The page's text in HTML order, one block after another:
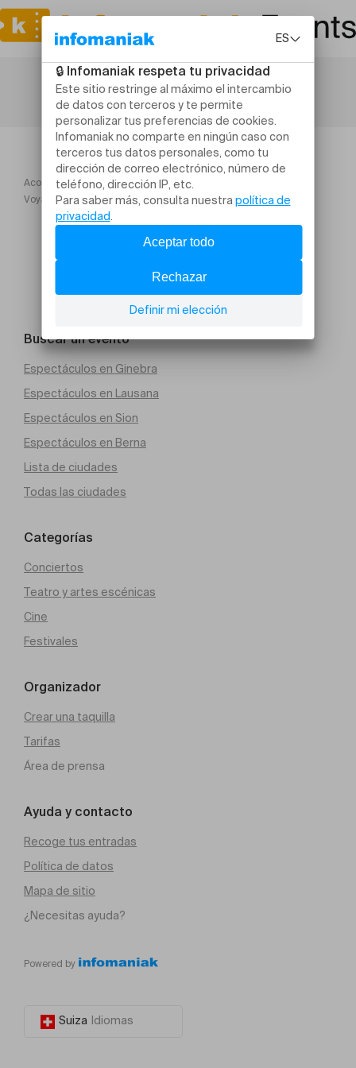
Acogida
Voyage en Orient : de la Turquie au Rajasthan ! 6 8 ans
Buscar un evento
Espectáculos en Ginebra
Espectáculos en Lausana
Espectáculos en Sion
Espectáculos en Berna
Lista de ciudades
Todas las ciudades
Categorías
Conciertos
Teatro y artes escénicas
Cine
Festivales
Organizador
Crear una taquilla
Tarifas
Área de prensa
Ayuda y contacto
Recoge tus entradas
Política de datos
Mapa de sitio
¿Necesitas ayuda?
Powered by
Suiza Idiomas